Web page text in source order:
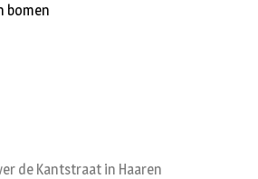
bomen
de Kantstraat in Haaren